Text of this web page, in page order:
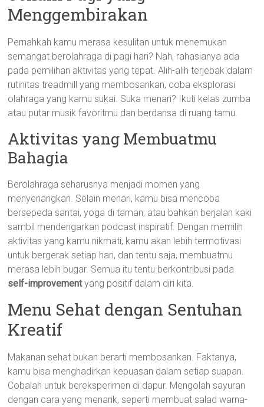
Menggembirakan
Pernahkah kamu merasa kesulitan untuk menemukan
semangat berolahraga di pagi hari? Nah, rahasianya ada
pada pemilihan aktivitas yang tepat. Alih-alih terjebak dalam
rutinitas treadmill yang membosankan, coba eksplorasi
olahraga yang kamu sukai. Suka menari? Ikuti kelas zumba
atau putar musik favoritmu dan berdansa di ruang tamu.
Aktivitas yang Membuatmu
Bahagia
Berolahraga seharusnya menjadi momen yang
menyenangkan. Selain menari, kamu bisa mencoba
bersepeda santai, yoga di taman, atau bahkan berjalan kaki
sambil mendengarkan podcast inspiratif. Dengan memilih
aktivitas yang kamu nikmati, kamu akan lebih termotivasi
untuk bergerak setiap hari, dan tentu saja, membuatmu
merasa lebih bugar. Semua itu tentu berkontribusi pada
self-improvementyang positif dalam diri kita.
Menu Sehat dengan Sentuhan
Kreatif
Makanan sehat bukan berarti membosankan. Faktanya,
kamu bisa menghadirkan kepuasan dalam setiap suapan.
Cobalah untuk bereksperimen di dapur. Mengolah sayuran
dengan cara yang menarik, seperti membuat salad warna-